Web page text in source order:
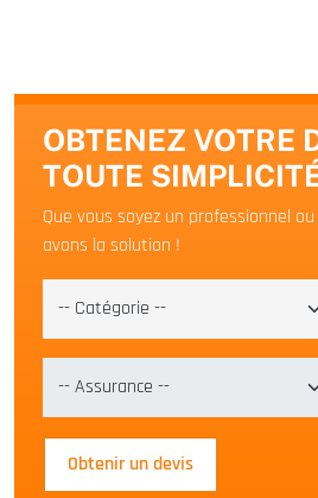
OBTENEZ VOTRE
TOUTE
Que vous soyez un professionnel
avons la solution !
Obtenir un devis